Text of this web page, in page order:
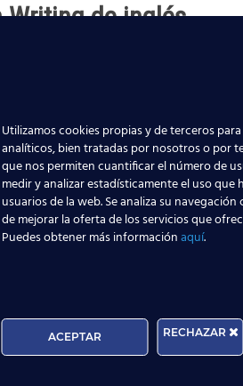
Writing de inglés
oficial de inglés Cambridge
recopilados por nuestros profesores
Utilizamos cookies propias y de terceros
analíticos, bien tratadas por nosotros o por
que nos permiten cuantificar el número de
medir y analizar estadísticamente el uso que
usuarios de la web. Se analiza su navegación
de mejorar la oferta de los servicios que
Puedes obtener más informaciónaquí.
ACEPTAR RECHAZAR